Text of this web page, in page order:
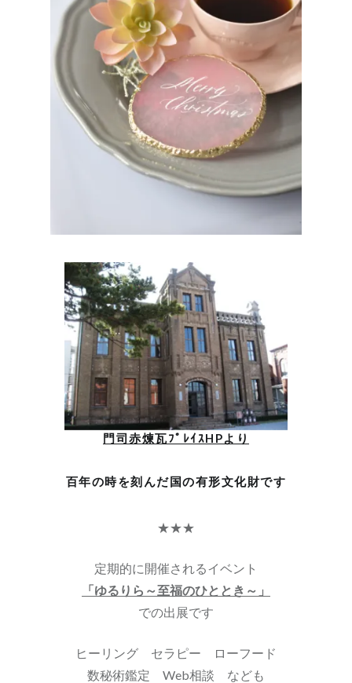
門司赤煉瓦ﾌﾟﾚｲｽHPより
百年の時を刻んだ国の有形文化財です
★★★
定期的に開催されるイベント
「ゆるりら～至福のひととき～」
での出展です
ヒーリング セラピー ローフード
数秘術鑑定 Web相談 なども